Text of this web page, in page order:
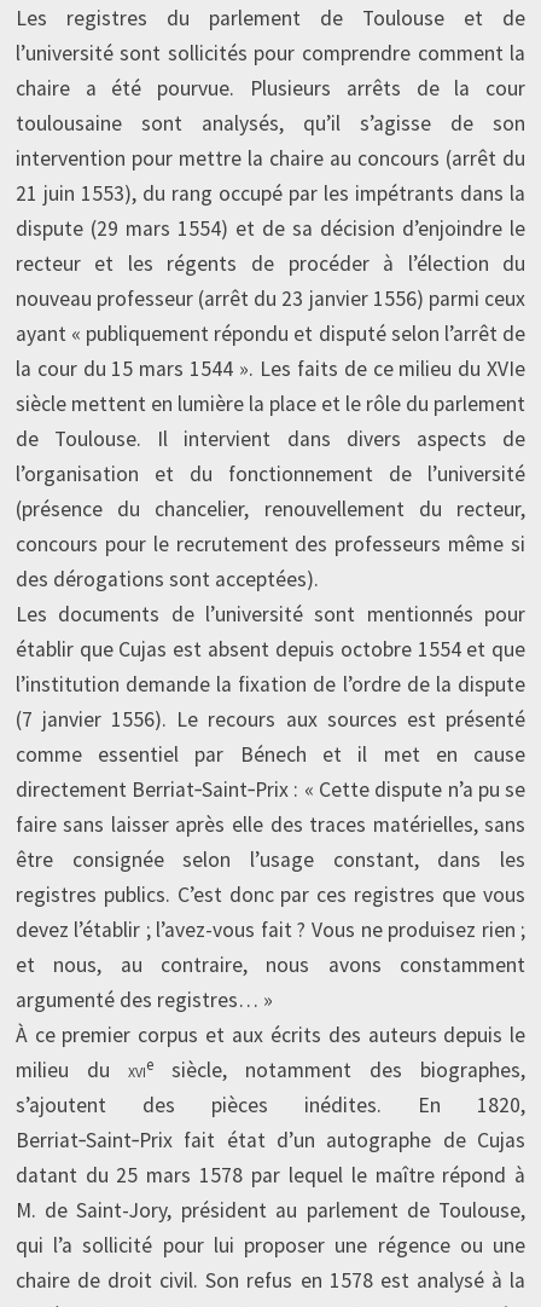
Les registres du parlement de Toulouse et de
l’université sont sollicités pour comprendre comment la
chaire a été pourvue. Plusieurs arrêts de la cour
toulousaine sont analysés, qu’il s’agisse de son
intervention pour mettre la chaire au concours (arrêt du
21 juin 1553), du rang occupé par les impétrants dans la
dispute (29 mars 1554) et de sa décision d’enjoindre le
recteur et les régents de procéder à l’élection du
nouveau professeur (arrêt du 23 janvier 1556) parmi ceux
ayant « publiquement répondu et disputé selon l’arrêt de
la cour du 15 mars 1544 ». Les faits de ce milieu du XVIe
siècle mettent en lumière la place et le rôle du parlement
de Toulouse. Il intervient dans divers aspects de
l’organisation et du fonctionnement de l’université
(présence du chancelier, renouvellement du recteur,
concours pour le recrutement des professeurs même si
des dérogations sont acceptées).
Les documents de l’université sont mentionnés pour
établir que Cujas est absent depuis octobre 1554 et que
l’institution demande la fixation de l’ordre de la dispute
(7 janvier 1556). Le recours aux sources est présenté
comme essentiel par Bénech et il met en cause
directement Berriat‑Saint‑Prix : « Cette dispute n’a pu se
faire sans laisser après elle des traces matérielles, sans
être consignée selon l’usage constant, dans les
registres publics. C’est donc par ces registres que vous
devez l’établir ; l’avez-vous fait ? Vous ne produisez rien ;
et nous, au contraire, nous avons constamment
argumenté des registres… »
À ce premier corpus et aux écrits des auteurs depuis le
milieu du xviesiècle, notamment des biographes,
s’ajoutent des pièces inédites. En 1820,
Berriat‑Saint‑Prix fait état d’un autographe de Cujas
datant du 25 mars 1578 par lequel le maître répond à
M. de Saint-Jory, président au parlement de Toulouse,
qui l’a sollicité pour lui proposer une régence ou une
chaire de droit civil. Son refus en 1578 est analysé à la